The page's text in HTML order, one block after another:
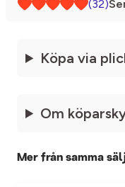
(32)
Köpa via
Om
Mer från samma